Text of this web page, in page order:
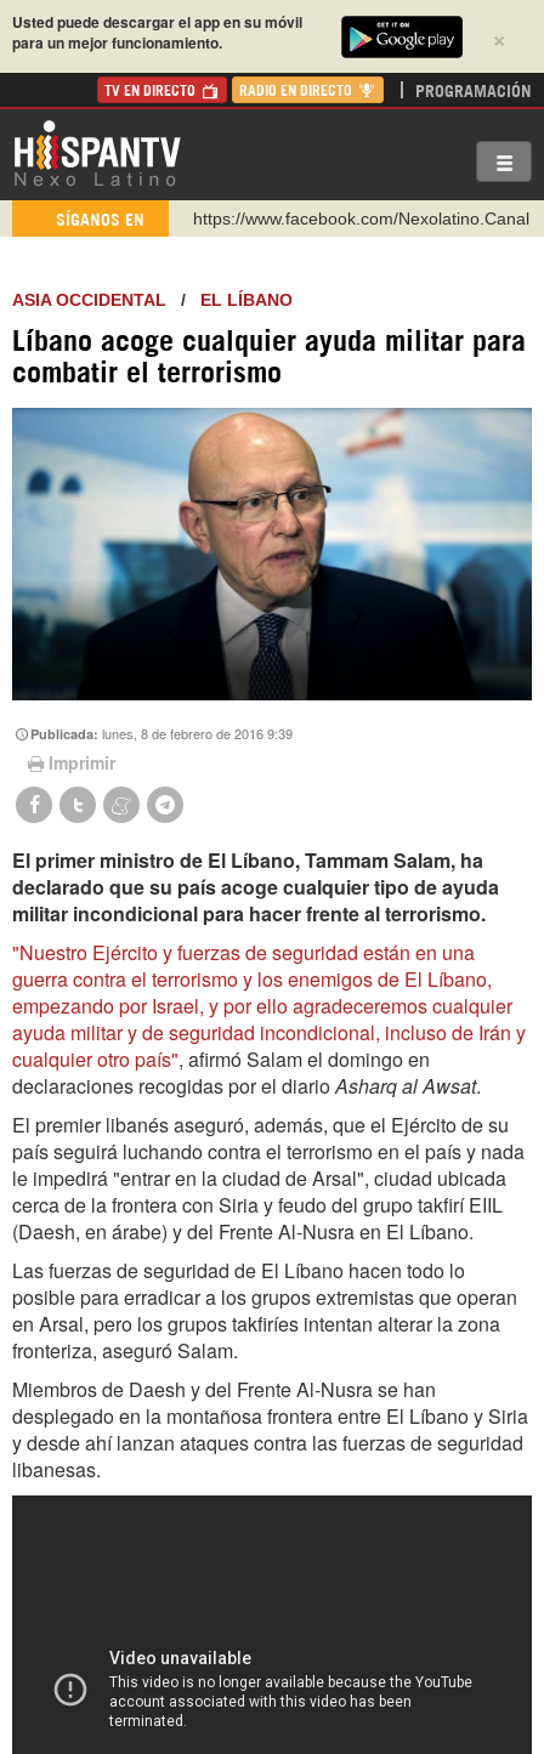
×
Usted puede descargar el app en su móvil
para un mejor funcionamiento.
TV EN DIRECTO RADIO EN DIRECTO PROGRAMACIÓN
SÍGANOS EN
https://www.facebook.com/Nexolatino.Canal
http://twitter.com/nexo_latino
https://t.me/hispantvcanal
https://urmedium.com/c/hispantv
Instagram como: hispan_tv
ASIA OCCIDENTAL / EL LÍBANO
Líbano acoge cualquier ayuda militar para
combatir el terrorismo
Publicada:lunes, 8 de febrero de 2016 9:39
Imprimir
El primer ministro de El Líbano, Tammam Salam, ha
declarado que su país acoge cualquier tipo de ayuda
militar incondicional para hacer frente al terrorismo.
"Nuestro Ejército y fuerzas de seguridad están en una
guerra contra el terrorismo y los enemigos de El Líbano,
empezando por Israel, y por ello agradeceremos cualquier
ayuda militar y de seguridad incondicional, incluso de Irán y
cualquier otro país", afirmó Salam el domingo en
declaraciones recogidas por el diarioAsharq al Awsat.
El premier libanés aseguró, además, que el Ejército de su
país seguirá luchando contra el terrorismo en el país y nada
le impedirá "entrar en la ciudad de Arsal", ciudad ubicada
cerca de la frontera con Siria y feudo del grupo takfirí EIIL
(Daesh, en árabe) y del Frente Al-Nusra en El Líbano.
Las fuerzas de seguridad de El Líbano hacen todo lo
posible para erradicar a los grupos extremistas que operan
en Arsal, pero los grupos takfiríes intentan alterar la zona
fronteriza, aseguró Salam.
Miembros de Daesh y del Frente Al-Nusra se han
desplegado en la montañosa frontera entre El Líbano y Siria
y desde ahí lanzan ataques contra las fuerzas de seguridad
libanesas.